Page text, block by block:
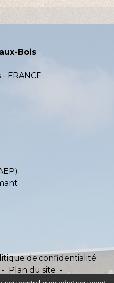
Bois
FRANCE
de confidentialité
- Plan du site -